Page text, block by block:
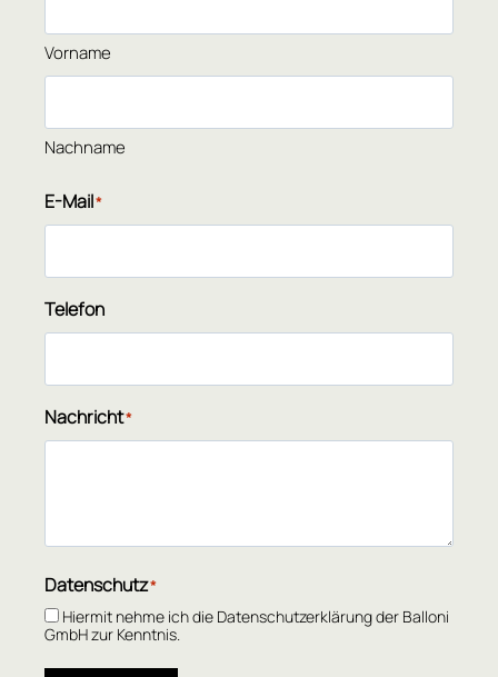
Vorname
Nachname
E-Mail*
Telefon
Nachricht*
Datenschutz*
Hiermit nehme ich die Datenschutzerklärung der Balloni
GmbH zur Kenntnis.